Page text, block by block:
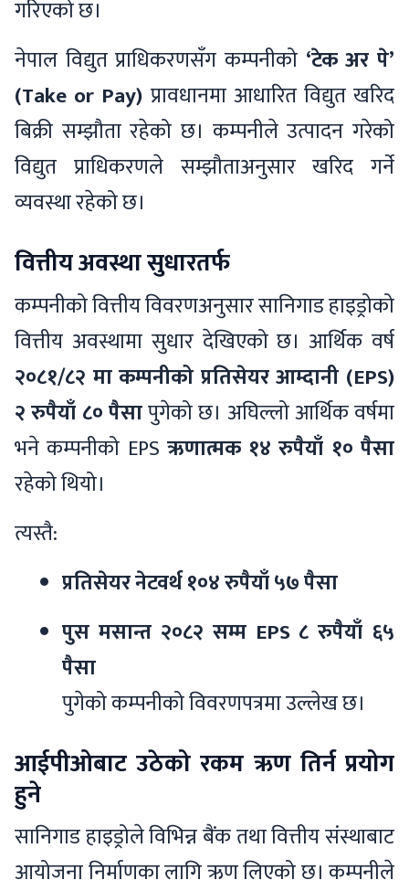
गरिएको छ।
नेपाल विद्युत प्राधिकरणसँग कम्पनीको ‘टेक अर पे’
(Take or Pay) प्रावधानमा आधारित विद्युत खरिद
बिक्री सम्झौता रहेको छ। कम्पनीले उत्पादन गरेको
विद्युत प्राधिकरणले सम्झौताअनुसार खरिद गर्ने
व्यवस्था रहेको छ।
वित्तीय अवस्था सुधारतर्फ
कम्पनीको वित्तीय विवरणअनुसार सानिगाड हाइड्रोको
वित्तीय अवस्थामा सुधार देखिएको छ। आर्थिक वर्ष
२०८१/८२ मा कम्पनीको प्रतिसेयर आम्दानी (EPS)
२ रुपैयाँ ८० पैसापुगेको छ। अघिल्लो आर्थिक वर्षमा
भने कम्पनीको EPS ऋणात्मक १४ रुपैयाँ १० पैसा
रहेको थियो।
त्यस्तै:
प्रतिसेयर नेटवर्थ १०४ रुपैयाँ ५७ पैसा
पुस मसान्त २०८२ सम्म EPS ८ रुपैयाँ ६५
पैसा
पुगेको कम्पनीको विवरणपत्रमा उल्लेख छ।
आईपीओबाट उठेको रकम ऋण तिर्न प्रयोग
हुने
सानिगाड हाइड्रोले विभिन्न बैंक तथा वित्तीय संस्थाबाट
आयोजना निर्माणका लागि ऋण लिएको छ। कम्पनीले